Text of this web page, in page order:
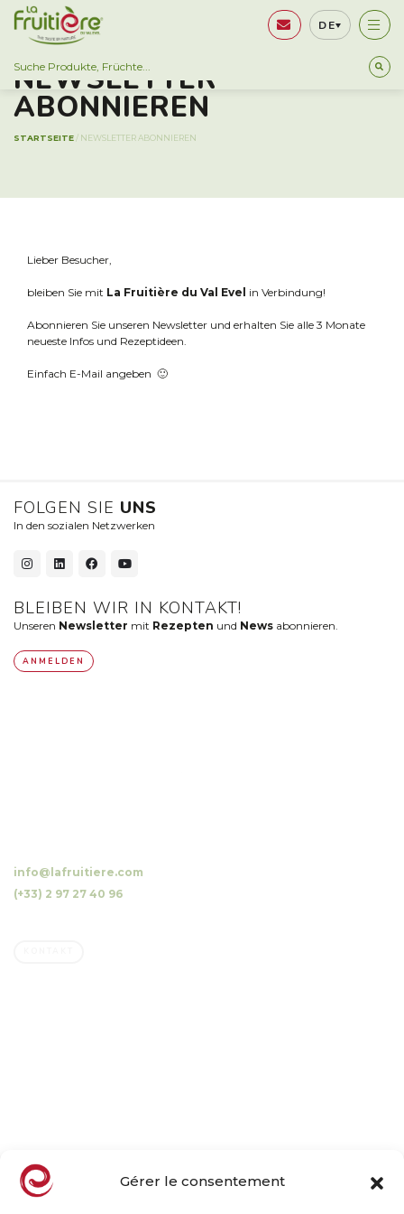
Gérer le consentement
DE
STARTSEITE / NEWSLETTER ABONNIEREN
NEWSLETTER
ABONNIEREN
Lieber Besucher,
bleiben Sie mit La Fruitière du Val Evel in Verbindung!
Abonnieren Sie unseren Newsletter und erhalten Sie alle 3 Monate
neueste Infos und Rezeptideen.
Einfach E-Mail angeben 🙂
FOLGEN SIE UNS
In den sozialen Netzwerken
BLEIBEN WIR IN KONTAKT!
Unseren Newsletter mit Rezepten und News abonnieren.
ANMELDEN
info@lafruitiere.com
(+33) 2 97 27 40 96